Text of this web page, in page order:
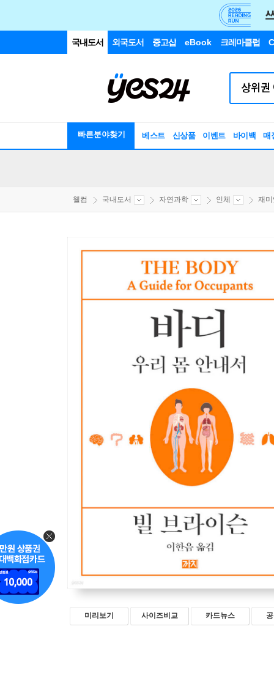
국내도서 외국도서 중고샵 eBook 크레마클럽
빠른분야찾기 베스트 신상품 이벤트 바이백 매
웰컴 국내도서 자연과학 인체 재
미리보기 사이즈비교 카드뉴스